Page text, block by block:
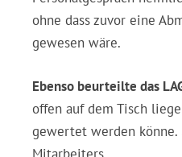
umgehen.
fristlose Kündigung
Personalgespräch
ohne dass zuvor eine
gewesen wäre.